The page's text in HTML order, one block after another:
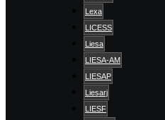
Lexa
LICESS
Liesa
LIESA-AM
LIESAP
Liesarj
LIESF